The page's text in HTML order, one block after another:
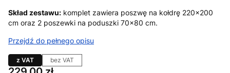
Skład zestawu: komplet zawiera poszwę na kołdrę 220×200
cm oraz 2 poszewki na poduszki 70×80 cm.
Przejdź do pełnego opisu
z VAT bez VAT